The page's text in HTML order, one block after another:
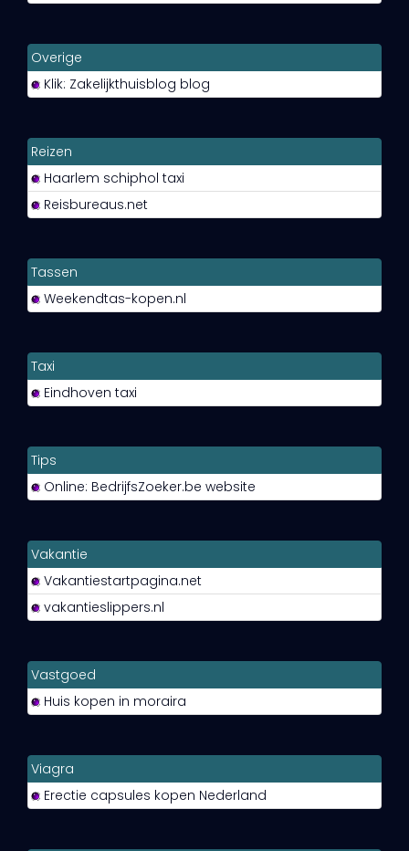
Overige
Klik: Zakelijkthuisblog blog
Reizen
Haarlem schiphol taxi
Reisbureaus.net
Tassen
Weekendtas-kopen.nl
Taxi
Eindhoven taxi
Tips
Online: BedrijfsZoeker.be website
Vakantie
Vakantiestartpagina.net
vakantieslippers.nl
Vastgoed
Huis kopen in moraira
Viagra
Erectie capsules kopen Nederland